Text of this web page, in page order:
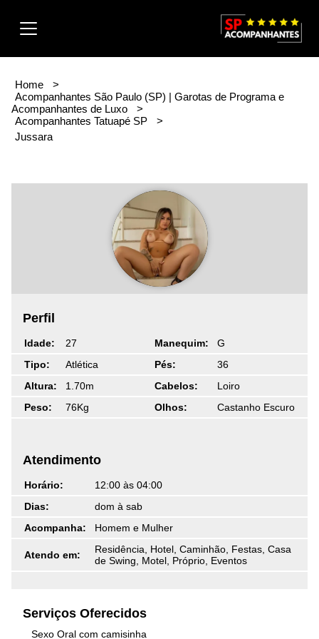
Menu
Home
>
Acompanhantes São Paulo (SP) | Garotas de Programa e
Acompanhantes de Luxo
>
Acompanhantes Tatuapé SP
>
Jussara
Perfil
Idade:
27
Tipo:
Atlética
Altura:
1.70m
Peso:
76Kg
Manequim:
G
Pés:
36
Cabelos:
Loiro
Olhos:
Castanho Escuro
Atendimento
Horário:
12:00 às 04:00
Dias:
dom à sab
Acompanha:
Homem e Mulher
Atendo em:
Residência, Hotel, Caminhão, Festas, Casa
de Swing, Motel, Próprio, Eventos
Serviços Oferecidos
Sexo Oral com camisinha